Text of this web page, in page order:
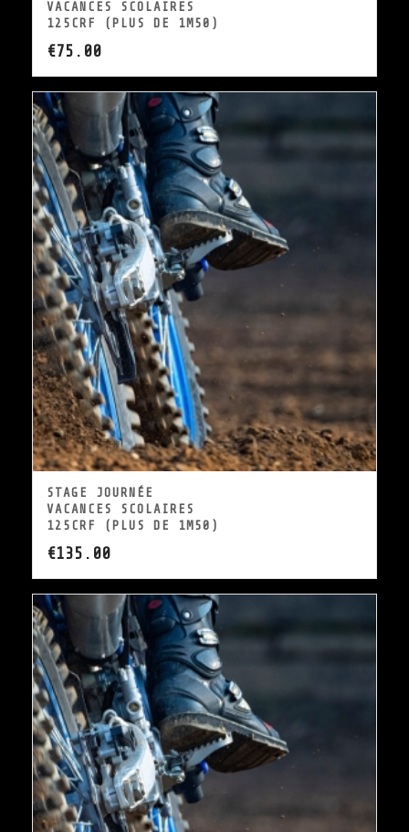
VACANCES SCOLAIRES
125CRF (PLUS DE 1M50)
€75.00
STAGE JOURNÉE
VACANCES SCOLAIRES
125CRF (PLUS DE 1M50)
€135.00